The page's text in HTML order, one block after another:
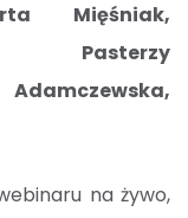
Mięśniak,
Pasterzy
na żywo,